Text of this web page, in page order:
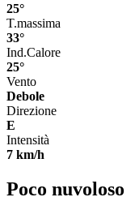
25°
T.massima
33°
Ind.Calore
25°
Vento
Debole
Direzione
E
Intensità
7 km/h
Poco nuvoloso